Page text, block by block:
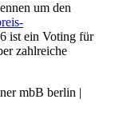
um den
ist ein Voting für
zahlreiche
mbB berlin |